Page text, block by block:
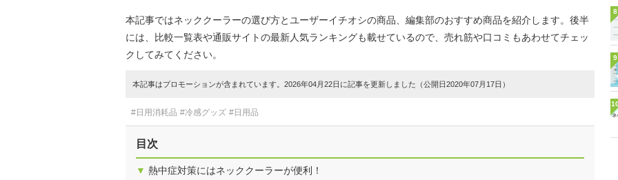
本記事ではネッククーラーの選び方とユーザーイチオシの商品、編集部のおすすめ商品を紹介します。後半
には、比較一覧表や通販サイトの最新人気ランキングも載せているので、売れ筋や口コミもあわせてチェッ
クしてみてください。
本記事はプロモーションが含まれています。2026年04月22日に記事を更新しました（公開日2020年07月17日）
#日用消耗品 #冷感グッズ #日用品
目次
▼ 熱中症対策にはネッククーラーが便利！
8
9